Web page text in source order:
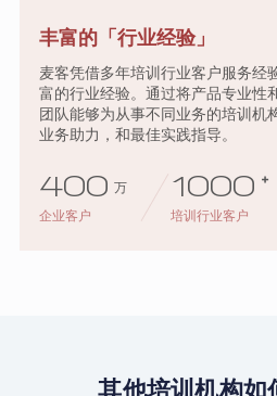
丰富的「行业经验」
麦客凭借多年培训行业客户服务经
富的行业经验。通过将产品专业性
团队能够为从事不同业务的培训机
业务助力，和最佳实践指导。
400 万
企业客户
1000 +
培训行业客户
其他培训机构如